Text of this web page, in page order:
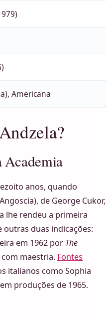
Americana
Academia
anos, quando
de George Cukor,
lhe rendeu a primeira
outras duas indicações:
em 1962 por The
maestria. Fontes
italianos como Sophia
produções de 1965.